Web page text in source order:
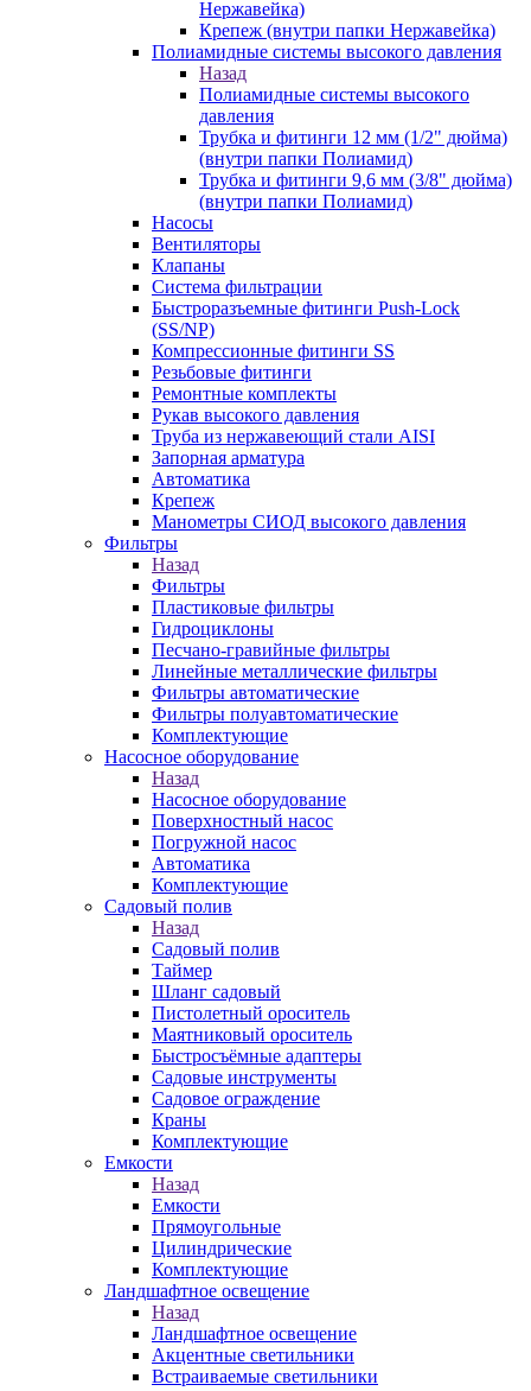
Нержавейка)
Крепеж (внутри папки Нержавейка)
Полиамидные системы высокого давления
Назад
Полиамидные системы высокого
давления
Трубка и фитинги 12 мм (1/2" дюйма)
(внутри папки Полиамид)
Трубка и фитинги 9,6 мм (3/8" дюйма)
(внутри папки Полиамид)
Насосы
Вентиляторы
Клапаны
Система фильтрации
Быстроразъемные фитинги Push-Lock
(SS/NP)
Компрессионные фитинги SS
Резьбовые фитинги
Ремонтные комплекты
Рукав высокого давления
Труба из нержавеющий стали AISI
Запорная арматура
Автоматика
Крепеж
Манометры СИОД высокого давления
Фильтры
Назад
Фильтры
Пластиковые фильтры
Гидроциклоны
Песчано-гравийные фильтры
Линейные металлические фильтры
Фильтры автоматические
Фильтры полуавтоматические
Комплектующие
Насосное оборудование
Назад
Насосное оборудование
Поверхностный насос
Погружной насос
Автоматика
Комплектующие
Садовый полив
Назад
Садовый полив
Таймер
Шланг садовый
Пистолетный ороситель
Маятниковый ороситель
Быстросъёмные адаптеры
Садовые инструменты
Садовое ограждение
Краны
Комплектующие
Емкости
Назад
Емкости
Прямоугольные
Цилиндрические
Комплектующие
Ландшафтное освещение
Назад
Ландшафтное освещение
Акцентные светильники
Встраиваемые светильники